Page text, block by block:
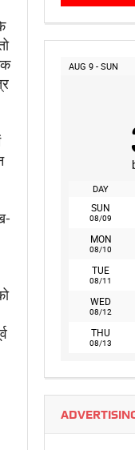
AUG 9 - SUN
DAY
SUN
08/09
MON
08/10
TUE
08/11
WED
08/12
THU
08/13